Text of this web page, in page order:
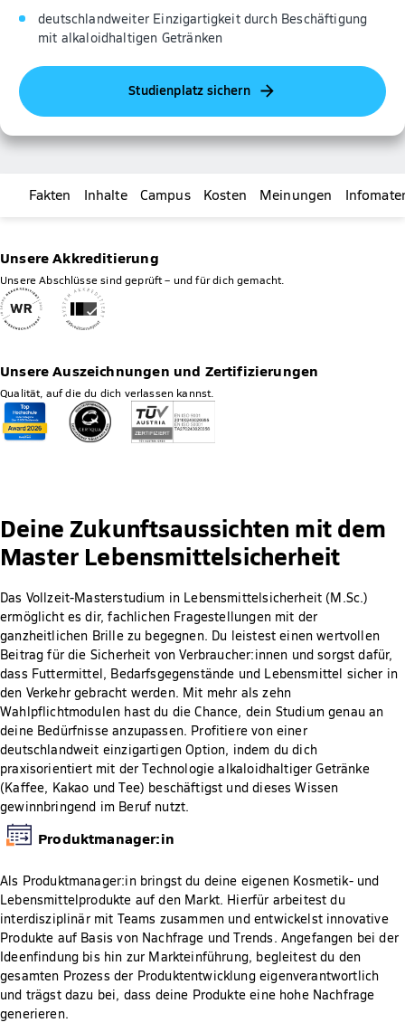
deutschlandweiter Einzigartigkeit durch Beschäftigung
mit alkaloidhaltigen Getränken
Studienplatz sichern
Fakten Inhalte Campus Kosten Meinungen
Unsere Akkreditierung
Unsere Abschlüsse sind geprüft – und für dich gemacht.
Unsere Auszeichnungen und Zertifizierungen
Qualität, auf die du dich verlassen kannst.
Deine Zukunftsaussichten mit dem
Master Lebensmittelsicherheit
Das Vollzeit-Masterstudium in Lebensmittelsicherheit (M.Sc.)
ermöglicht es dir, fachlichen Fragestellungen mit der
ganzheitlichen Brille zu begegnen. Du leistest einen wertvollen
Beitrag für die Sicherheit von Verbraucher:innen und sorgst dafür,
dass Futtermittel, Bedarfsgegenstände und Lebensmittel sicher in
den Verkehr gebracht werden. Mit mehr als zehn
Wahlpflichtmodulen hast du die Chance, dein Studium genau an
deine Bedürfnisse anzupassen. Profitiere von einer
deutschlandweit einzigartigen Option, indem du dich
praxisorientiert mit der Technologie alkaloidhaltiger Getränke
(Kaffee, Kakao und Tee) beschäftigst und dieses Wissen
gewinnbringend im Beruf nutzt.
Produktmanager:in
Als Produktmanager:in bringst du deine eigenen Kosmetik- und
Lebensmittelprodukte auf den Markt. Hierfür arbeitest du
interdisziplinär mit Teams zusammen und entwickelst innovative
Produkte auf Basis von Nachfrage und Trends. Angefangen bei der
Ideenfindung bis hin zur Markteinführung, begleitest du den
gesamten Prozess der Produktentwicklung eigenverantwortlich
und trägst dazu bei, dass deine Produkte eine hohe Nachfrage
generieren.